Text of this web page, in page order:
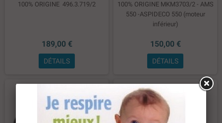
100% ORIGINE 496.3.719/2
189,00 €
DÉTAILS
100% ORIGINE MKM3703/2 - AMS
550 -ASPIDECO 550 (moteur
inférieur)
150,00 €
DÉTAILS